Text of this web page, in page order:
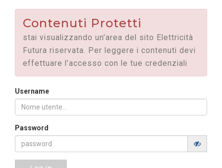
Contenuti Protetti
stai visualizzando un’area del sito Elettricità
Futura riservata. Per leggere i contenuti devi
effettuare l’accesso con le tue credenziali
Username
Password